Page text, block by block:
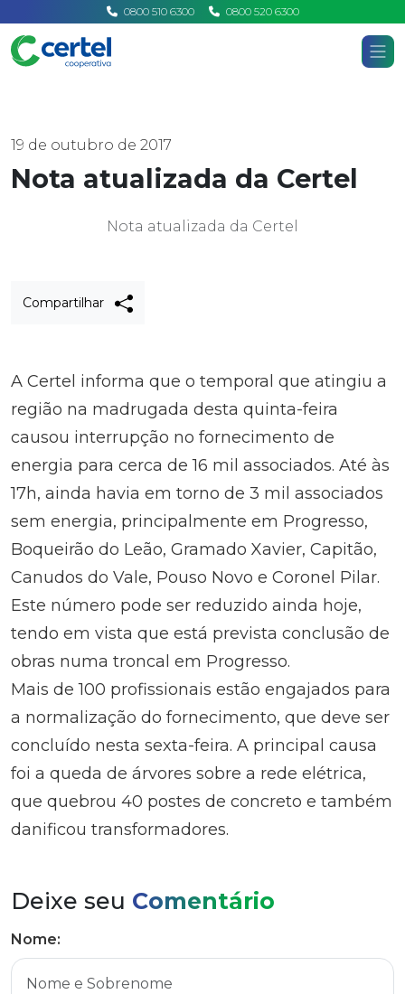
0800 510 6300 0800 520 6300
Certel
19 de outubro de 2017
Nota atualizada da Certel
Nota atualizada da Certel
Compartilhar
A Certel informa que o temporal que atingiu a
região na madrugada desta quinta-feira
causou interrupção no fornecimento de
energia para cerca de 16 mil associados. Até às
17h, ainda havia em torno de 3 mil associados
sem energia, principalmente em Progresso,
Boqueirão do Leão, Gramado Xavier, Capitão,
Canudos do Vale, Pouso Novo e Coronel Pilar.
Este número pode ser reduzido ainda hoje,
tendo em vista que está prevista conclusão de
obras numa troncal em Progresso.
Mais de 100 profissionais estão engajados para
a normalização do fornecimento, que deve ser
concluído nesta sexta-feira. A principal causa
foi a queda de árvores sobre a rede elétrica,
que quebrou 40 postes de concreto e também
danificou transformadores.
Deixe seu Comentário
Nome: